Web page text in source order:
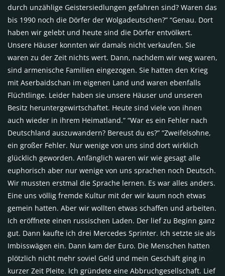
durch unzählige Geistersiedlungen gefahren sind? Waren das
bis 1990 noch die Dörfer der Wolgadeutschen?” “Genau. Dort
haben wir gelebt und heute sind die Dörfer entvölkert.
Unsere Häuser konnten wir damals nicht verkaufen. Sie
waren zu der Zeit nichts wert. Dann, nachdem wir weg waren,
sind armenische Familien eingezogen. Sie hatten den Krieg
mit Aserbaidschan im eigenen Land und waren ebenfalls
Flüchtlinge. Leider haben sie unsere Häuser und unseren
Besitz heruntergewirtschaftet. Heute sind viele von ihnen
auch wieder in ihrem Heimatland.” “War es ein Fehler nach
Deutschland auszuwandern? Bereust du es?” “Zweifelsohne,
ein großer Fehler. Nur wenige von uns sind dort wirklich
glücklich geworden. Anfänglich waren wir wie gesagt alle
euphorisch aber nur wenige von uns sprachen noch Deutsch.
Wir mussten erstmal die Sprache lernen. Es war alles anders.
Eine uns völlig fremde Kultur mit der wir kaum noch etwas
gemein hatten. Aber wir wollten etwas schaffen und arbeiten.
Ich eröffnete einen russischen Laden. Der lief zu Beginn ganz
gut. Dann kaufte ich drei Mercedes Sprinter. Ich setzte sie als
Imbisswägen ein. Dann kam der Euro. Die Menschen hatten
plötzlich nicht mehr soviel Geld und mein Geschäft ging in
kurzer Zeit Pleite. Ich gründete eine Abbruchgesellschaft. Lief